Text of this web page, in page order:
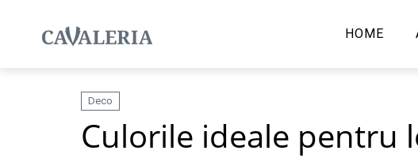
HOME
Deco
Culorile ideale pentru